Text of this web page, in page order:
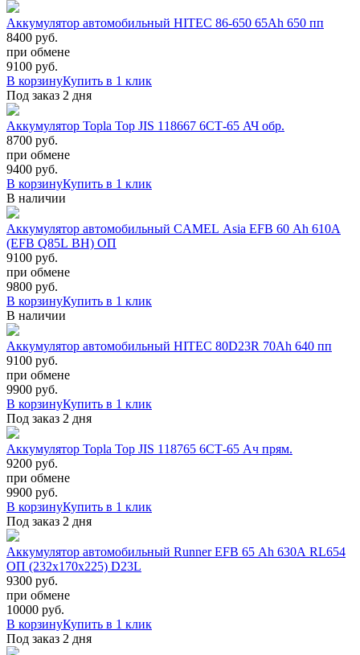
Аккумулятор автомобильный HITEC 86-650 65Ah 650 пп
8400 руб.
при обмене
9100 руб.
В корзинуКупить в 1 клик
Под заказ 2 дня
Аккумулятор Topla Top JIS 118667 6СТ-65 АЧ обр.
8700 руб.
при обмене
9400 руб.
В корзинуКупить в 1 клик
В наличии
Аккумулятор автомобильный CAMEL Asia EFB 60 Ah 610A
(EFB Q85L BH) ОП
9100 руб.
при обмене
9800 руб.
В корзинуКупить в 1 клик
В наличии
Аккумулятор автомобильный HITEC 80D23R 70Ah 640 пп
9100 руб.
при обмене
9900 руб.
В корзинуКупить в 1 клик
Под заказ 2 дня
Аккумулятор Topla Top JIS 118765 6СТ-65 Ач прям.
9200 руб.
при обмене
9900 руб.
В корзинуКупить в 1 клик
Под заказ 2 дня
Аккумулятор автомобильный Runner EFB 65 Ah 630A RL654
ОП (232х170х225) D23L
9300 руб.
при обмене
10000 руб.
В корзинуКупить в 1 клик
Под заказ 2 дня